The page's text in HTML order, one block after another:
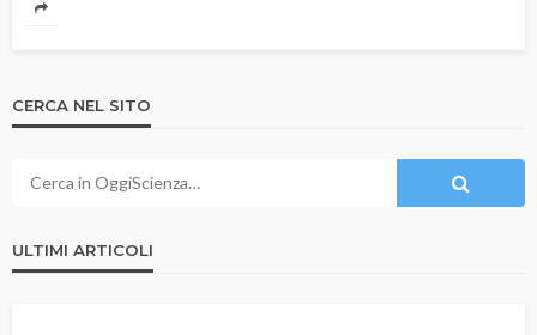
CERCA NEL SITO
ULTIMI ARTICOLI